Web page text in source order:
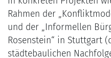
Rahmen der
und der „Informellen
Rosenstein“ in Stuttgart
städtebaulichen